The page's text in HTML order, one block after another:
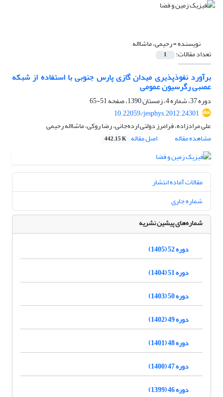
نویسنده =رحیمی، ماشااله
تعداد مقالات: 1
برآورد نفوذپذیری میدان گازی پارس جنوبی با استفاده از شبکه
عصبی رگرسیون عمومی
دوره 37، شماره 4، زمستان 1390، صفحه
51-65
10.22059/jesphys.2012.24301
علی مرادزاده، فرامرز دولتی ارده‌‌جانی، رضا روکی، ماشااله رحیمی
مشاهده مقاله
اصل مقاله 442.15 K
مقالات آماده انتشار
شماره جاری
شماره‌های پیشین نشریه
دوره 52 (1405)
دوره 51 (1404)
دوره 50 (1403)
دوره 49 (1402)
دوره 48 (1401)
دوره 47 (1400)
دوره 46 (1399)